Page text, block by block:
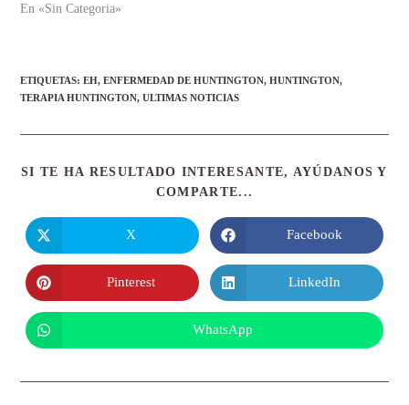
En «Sin Categoria»
ETIQUETAS:EH, ENFERMEDAD DE HUNTINGTON, HUNTINGTON,
TERAPIA HUNTINGTON, ULTIMAS NOTICIAS
SI TE HA RESULTADO INTERESANTE, AYÚDANOS Y
COMPARTE...
X Facebook
Pinterest LinkedIn
WhatsApp